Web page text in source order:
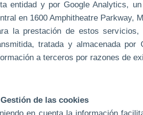
entidad y por Google Analytics,
en 1600 Amphitheatre Parkway,
la prestación de estos
tratada y almacenada
a terceros por razones de
Gestión de las cookies